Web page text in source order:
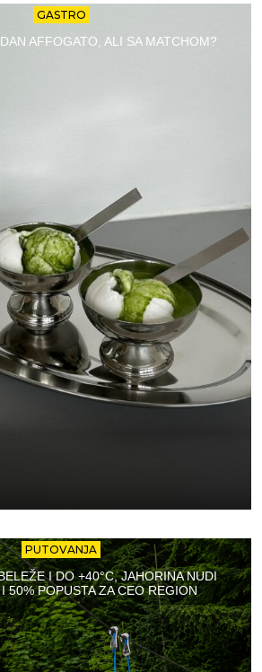
GASTRO
AFFOGATO, ALI SA MATCHOM?
PUTOVANJA
I DO +40°C, JAHORINA NUDI
50% POPUSTA ZA CEO REGION